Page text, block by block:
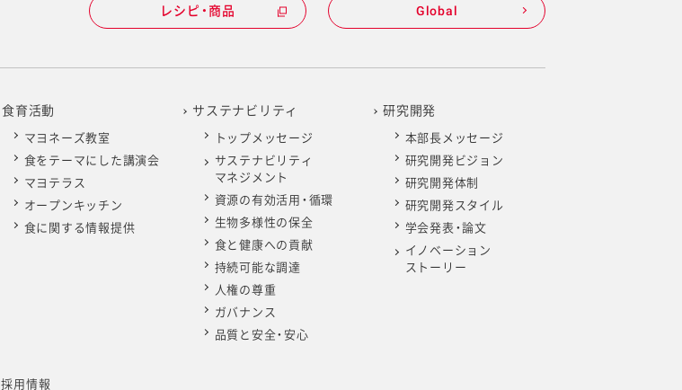
レシピ・商品 Global
食育活動
マヨネーズ教室
食をテーマにした講演会
マヨテラス
オープンキッチン
食に関する情報提供
サステナビリティ
トップメッセージ
サステナビリティ
マネジメント
資源の有効活用・循環
生物多様性の保全
食と健康への貢献
持続可能な調達
人権の尊重
ガバナンス
品質と安全・安心
研究開発
本部長メッセージ
研究開発ビジョン
研究開発体制
研究開発スタイル
学会発表・論文
イノベーション
ストーリー
採用情報